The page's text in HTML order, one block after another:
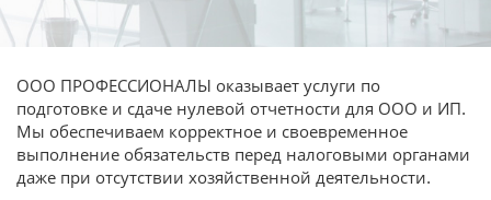
ООО ПРОФЕССИОНАЛЫ оказывает услуги по
подготовке и сдаче нулевой отчетности для ООО и ИП.
Мы обеспечиваем корректное и своевременное
выполнение обязательств перед налоговыми органами
даже при отсутствии хозяйственной деятельности.